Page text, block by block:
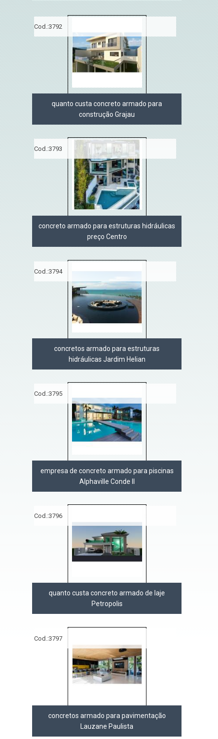
Cod.:3792
quanto custa concreto armado para
construção Grajau
Cod.:3793
concreto armado para estruturas hidráulicas
preço Centro
Cod.:3794
concretos armado para estruturas
hidráulicas Jardim Helian
Cod.:3795
empresa de concreto armado para piscinas
Alphaville Conde II
Cod.:3796
quanto custa concreto armado de laje
Petropolis
Cod.:3797
concretos armado para pavimentação
Lauzane Paulista